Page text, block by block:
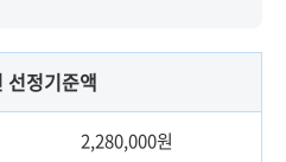
선정기준액
2,280,000원